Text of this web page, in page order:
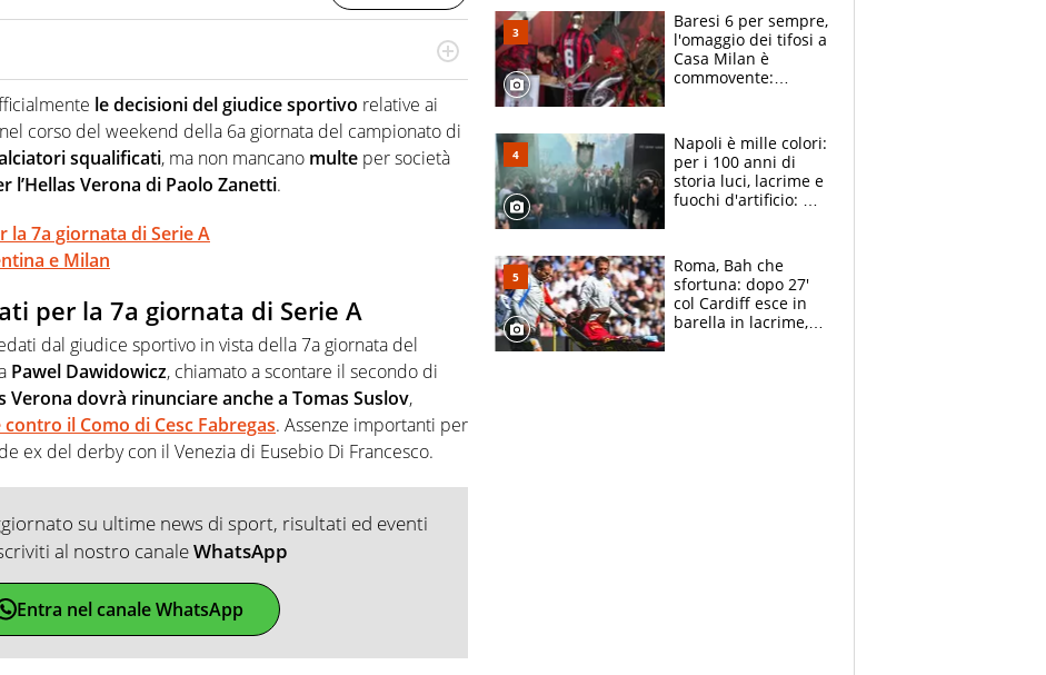
radiofonico, per Virgilio Sport si occupa di calcio con
sui campionati di Serie B e Serie C
le decisioni del giudice sportivo relative ai
corso del weekend della 6a giornata del campionato di
squalificati, ma non mancano multe per società
l’Hellas Verona di Paolo Zanetti.
la 7a giornata di Serie A
e Milan
per la 7a giornata di Serie A
dal giudice sportivo in vista della 7a giornata del
Pawel Dawidowicz, chiamato a scontare il secondo di
Verona dovrà rinunciare anche a Tomas Suslov,
il Como di Cesc Fabregas. Assenze importanti per
ex del derby con il Venezia di Eusebio Di Francesco.
su ultime news di sport, risultati ed eventi
al nostro canaleWhatsApp
Entra nel canale WhatsApp
circondati
dall'affetto dei tifosi
Baresi 6 per sempre,
l'omaggio dei tifosi a
Casa Milan è
commovente:
bigliettini
Napoli è mille colori:
per i 100 anni di
storia luci, lacrime e
fuochi d'artificio: De
Roma, Bah che
sfortuna: dopo 27'
col Cardiff esce in
barella in lacrime,